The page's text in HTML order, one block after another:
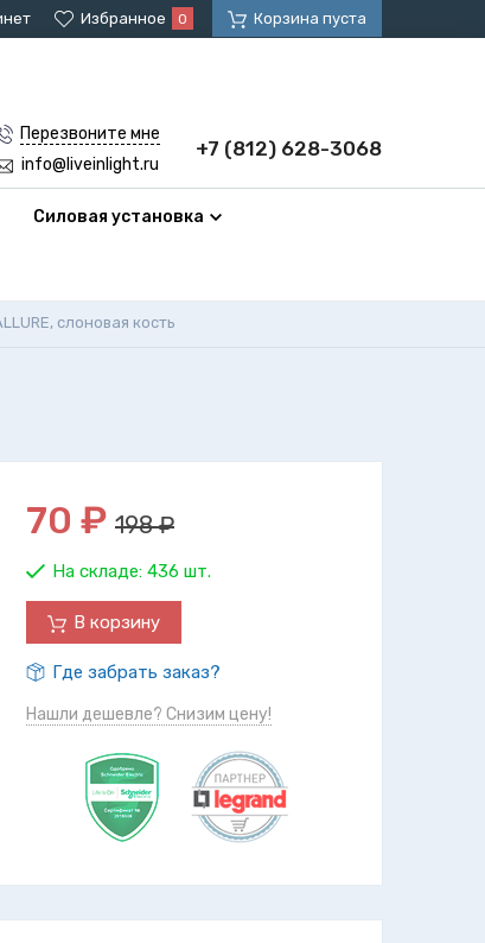
Избранное 0 Корзина пуста
Перезвоните мне
info@liveinlight.ru
+7 (812) 628-3068
Силовая установка
слоновая кость
70 ₽ 198 ₽
На складе: 436 шт.
В корзину
Где забрать заказ?
Нашли дешевле? Снизим цену!